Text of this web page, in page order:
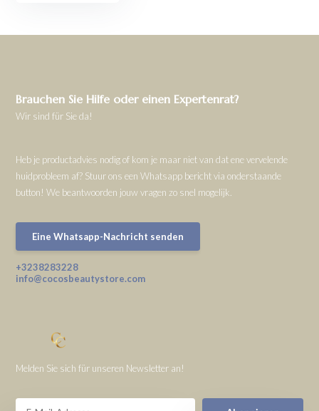
Brauchen Sie Hilfe oder einen Expertenrat?
Wir sind für Sie da!
Heb je productadvies nodig of kom je maar niet van dat ene vervelende
huidprobleem af? Stuur ons een Whatsapp bericht via onderstaande
button! We beantwoorden jouw vragen zo snel mogelijk.
Eine Whatsapp-Nachricht senden
+3238283228
info@cocosbeautystore.com
Melden Sie sich für unseren Newsletter an!